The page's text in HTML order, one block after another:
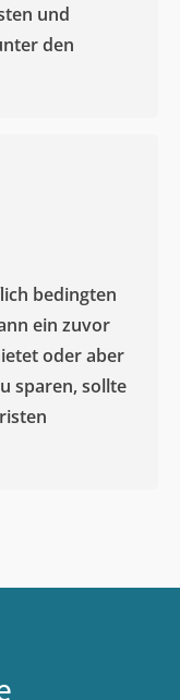
und
den
bedingten
ein zuvor
oder aber
sparen, sollte